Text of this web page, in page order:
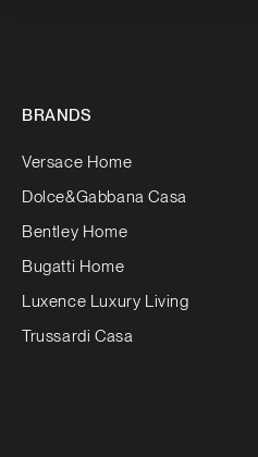
BRANDS
Versace Home
Dolce&Gabbana Casa
Bentley Home
Bugatti Home
Luxence Luxury Living
Trussardi Casa